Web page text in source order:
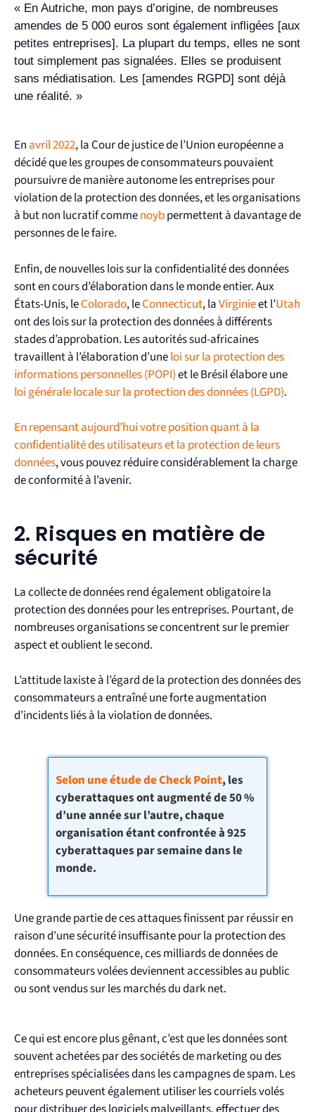
« En Autriche, mon pays d’origine, de nombreuses
amendes de 5 000 euros sont également infligées [aux
petites entreprises]. La plupart du temps, elles ne sont
tout simplement pas signalées. Elles se produisent
sans médiatisation. Les [amendes RGPD] sont déjà
une réalité. »​
En avril 2022, la Cour de justice de l’Union européenne a
décidé que les groupes de consommateurs pouvaient
poursuivre de manière autonome les entreprises pour
violation de la protection des données, et les organisations
à but non lucratif commenoybpermettent à davantage de
personnes de le faire.
Enfin, de nouvelles lois sur la confidentialité des données
sont en cours d’élaboration dans le monde entier. Aux
États-Unis, leColorado, leConnecticut, laVirginieet l’Utah
ont des lois sur la protection des données à différents
stades d’approbation. Les autorités sud-africaines
travaillent à l’élaboration d’uneloi sur la protection des
informations personnelles (POPI)et le Brésil élabore une
loi générale locale sur la protection des données (LGPD).
En repensant aujourd’hui votre position quant à la
confidentialité des utilisateurs et la protection de leurs
données, vous pouvez réduire considérablement la charge
de conformité à l’avenir.
2. Risques en matière de
sécurité
La collecte de données rend également obligatoire la
protection des données pour les entreprises. Pourtant, de
nombreuses organisations se concentrent sur le premier
aspect et oublient le second.
L’attitude laxiste à l’égard de la protection des données des
consommateurs a entraîné une forte augmentation
d’incidents liés à la violation de données.
Selon une étude de Check Point, les
cyberattaques ont augmenté de 50 %
d’une année sur l’autre, chaque
organisation étant confrontée à 925
cyberattaques par semaine dans le
monde.
Une grande partie de ces attaques finissent par réussir en
raison d’une sécurité insuffisante pour la protection des
données. En conséquence, ces milliards de données de
consommateurs volées deviennent accessibles au public
ou sont vendus sur les marchés du dark net.
Ce qui est encore plus gênant, c’est que les données sont
souvent achetées par des sociétés de marketing ou des
entreprises spécialisées dans les campagnes de spam. Les
acheteurs peuvent également utiliser les courriels volés